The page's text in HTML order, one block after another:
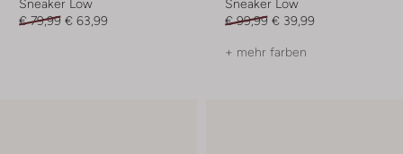
Sneaker Low
€ 79,99 € 63,99
Sneaker Low
€ 99,99 € 39,99
+ mehr farben